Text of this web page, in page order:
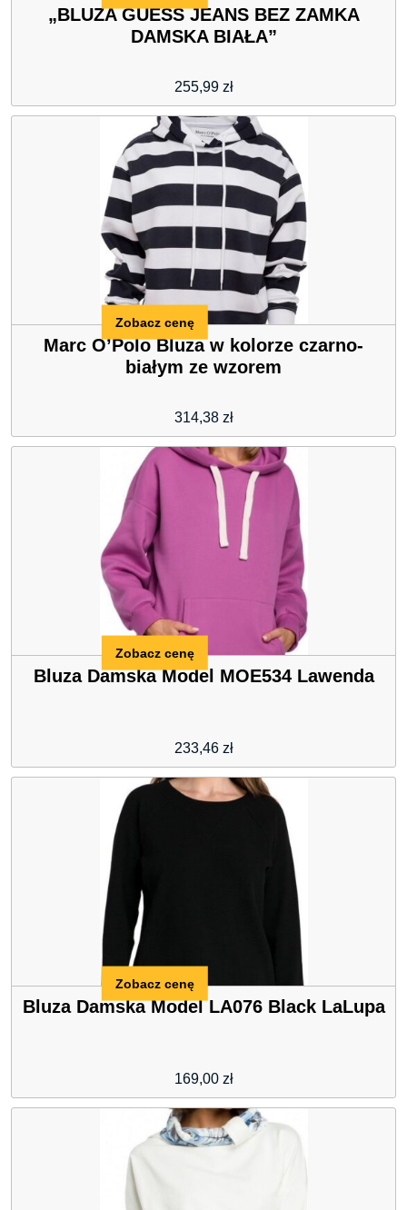
„BLUZA GUESS JEANS BEZ ZAMKA
DAMSKA BIAŁA”
255,99 zł
Marc O’Polo Bluza w kolorze czarno-
białym ze wzorem
314,38 zł
Zobacz cenę
Bluza Damska Model MOE534 Lawenda
233,46 zł
Zobacz cenę
Bluza Damska Model LA076 Black LaLupa
169,00 zł
Zobacz cenę